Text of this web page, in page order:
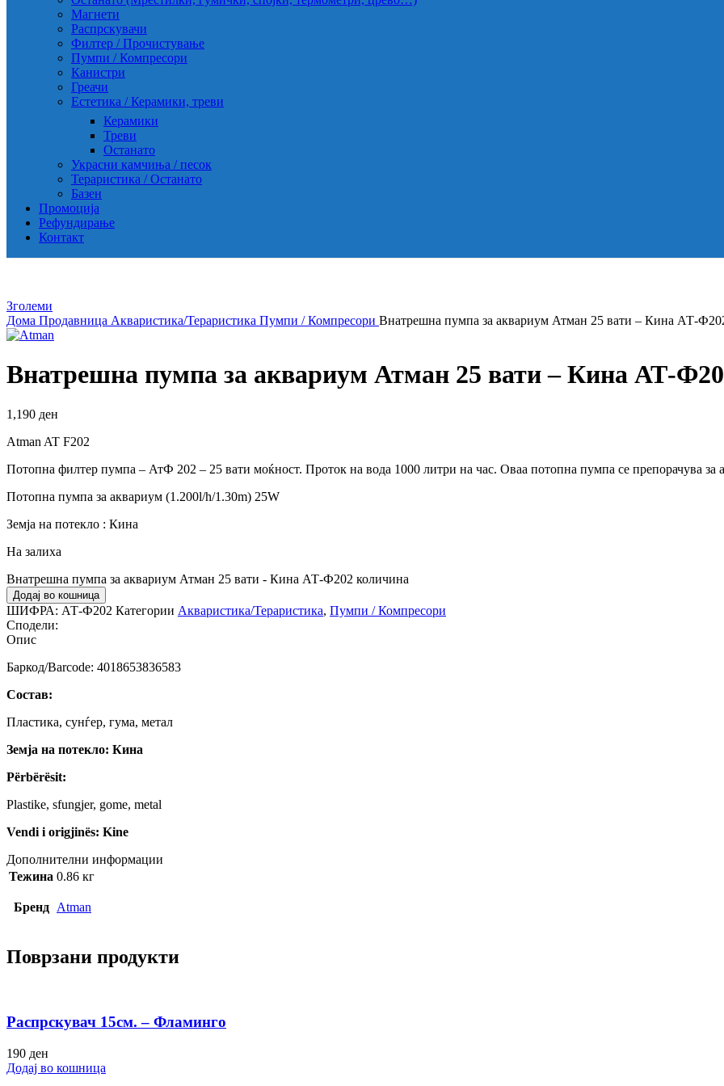
Магнети
Распрскувачи
Филтер / Прочистување
Пумпи / Компресори
Канистри
Греачи
Естетика / Керамики, треви
Керамики
Треви
Останато
Украсни камчиња / песок
Тераристика / Останато
Базен
Промоција
Рефундирање
Контакт
Зголеми
Дома Продавница Акваристика/Тераристика Пумпи / Компресори Внатрешна пумпа за аквариум Атман 25 вати – Кина АТ-
Внатрешна пумпа за аквариум Атман 25 вати – Кина АТ-
1,190 ден
Atman AT F202
Потопна филтер пумпа – АтФ 202 – 25 вати моќност. Проток на вода 1000 литри на час. Оваа потопна пумпа се препорачува за
Потопна пумпа за аквариум (1.200l/h/1.30m) 25W
Земја на потекло : Кина
На залиха
Внатрешна пумпа за аквариум Атман 25 вати - Кина АТ-Ф202 количина
Додај во кошница
ШИФРА: АТ-Ф202 Категории Акваристика/Тераристика, Пумпи / Компресори
Сподели:
Опис
Баркод/Barcode: 4018653836583
Состав:
Пластика, сунѓер, гума, метал
Земја на потекло: Кина
Përbërësit:
Plastike, sfungjer, gome, metal
Vendi i origjinës: Kine
Дополнителни информации
Тежина 0.86 кг
Бренд Atman
Поврзани продукти
Распрскувач 15см. – Фламинго
190 ден
Додај во кошница